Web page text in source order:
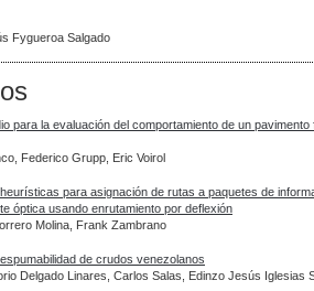
Fygueroa Salgado
para la evaluación del comportamiento de un
Federico Grupp, Eric Voirol
para asignación de rutas a paquetes de
óptica usando enrutamiento por deflexión
Molina, Frank Zambrano
de crudos venezolanos
Delgado Linares, Carlos Salas, Edinzo Jesús Iglesias